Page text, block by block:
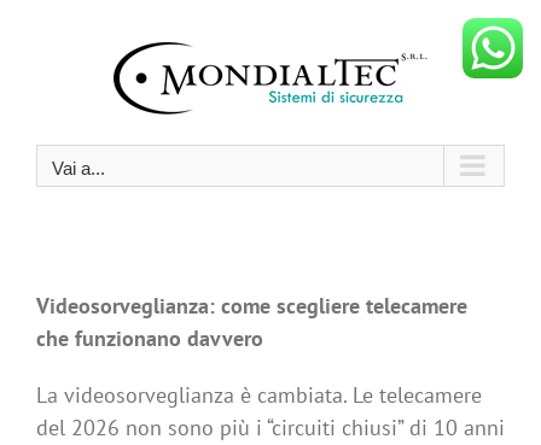
Vai a...
Videosorveglianza: come scegliere telecamere
che funzionano davvero
La videosorveglianza è cambiata. Le telecamere
del 2026 non sono più i “circuiti chiusi” di 10 anni